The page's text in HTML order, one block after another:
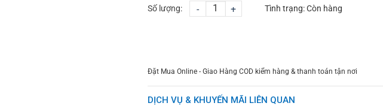
Số lượng: - + Tình trạng:Còn hàng
Đặt Mua Online - Giao Hàng COD kiểm hàng & thanh toán tận nơi
DỊCH VỤ & KHUYẾN MÃI LIÊN QUAN